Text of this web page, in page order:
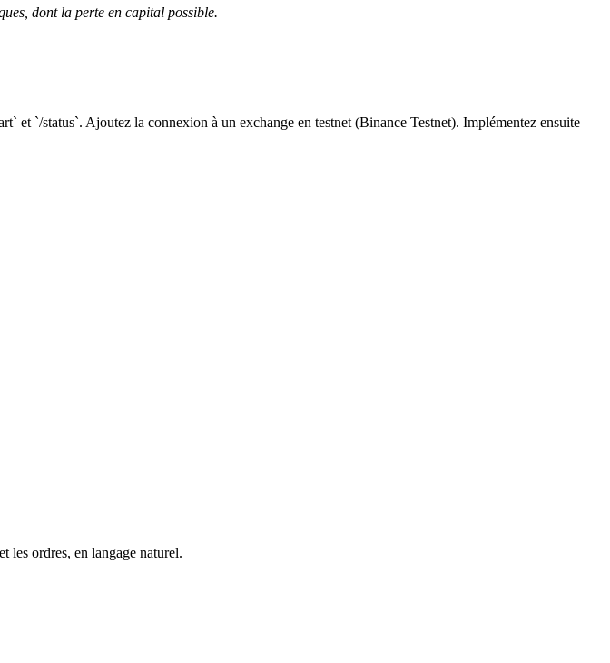
dont la perte en capital possible.
et `/status`. Ajoutez la connexion à un exchange en testnet (Binance Testnet). Implémentez ensuite
les ordres, en langage naturel.